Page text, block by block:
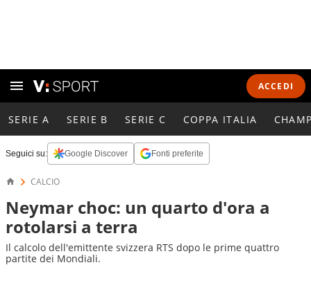
ACCEDI
SERIE A SERIE B SERIE C COPPA ITALIA
Seguici su: Google Discover Fonti preferite
CALCIO
Neymar choc: un quarto d'ora a
rotolarsi a terra
Il calcolo dell'emittente svizzera RTS dopo le prime quattro
partite dei Mondiali.